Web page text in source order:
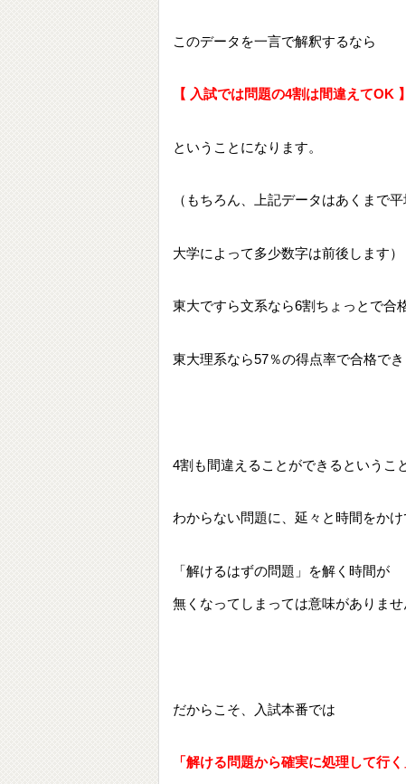
このデータを一言で解釈するなら
【 入試では問題の4割は間違えてOK 】
ということになります。
（もちろん、上記データはあくまで
大学によって多少数字は前後します）
東大ですら文系なら6割ちょっとで合格
東大理系なら57％の得点率で合格でき
4割も間違えることができるというこ
わからない問題に、延々と時間をか
「解けるはずの問題」を解く時間が
無くなってしまっては意味がありませ
だからこそ、入試本番では
「解ける問題から確実に処理して行く